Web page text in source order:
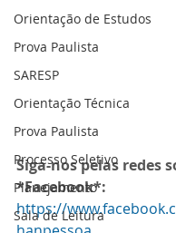
Orientação de Estudos
Prova Paulista
SARESP
Orientação Técnica
Prova Paulista
Processo Seletivo
Planejamento
Sala de Leitura
Siga-nos pelas redes
*Facebook*:
https://